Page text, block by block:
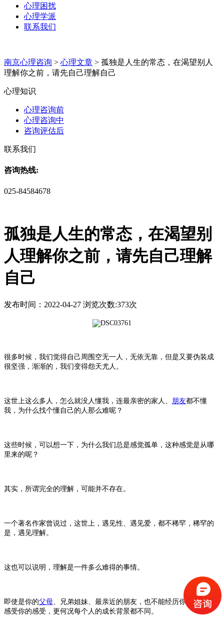
心理困扰
心理学派
联系我们
南京心理咨询 > 心理文章 > 孤独是人生的常态，在渴望别人
理解你之前，请先自己理解自己
心理知识
心理咨询前
心理咨询中
咨询评估后
联系我们
咨询热线:
025-84584678
孤独是人生的常态，在渴望别
人理解你之前，请先自己理解
自己
发布时间：2022-04-27 浏览次数:373次
很多时候，我们觉得自己周围空无一人，无依无靠，但是又要伪装成
很坚强，渐渐的，我们变得怨天尤人。
这世上这么多人，怎么就没人懂我，连最亲密的家人、 朋友都不懂
我，为什么找个懂自己的人那么难呢？
这些时候，可以想一下，为什么我们总是感觉孤单，这种感觉是从哪
里来的呢？
其实，所谓完全的理解，可能并不存在。
一个著名作家曾说过，这世上，遇见性、遇见爱，都不稀罕，稀罕的
是，遇见理解。
这也可以说明，理解是一件多么难得的事情。
即使是你的父母、兄弟姐妹、最亲近的朋友，也不能经历你的经历，
感受你的感受，更何况每个人的成长背景都不同。